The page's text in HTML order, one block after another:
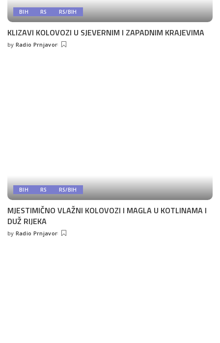
BIH RS RS/BIH
KLIZAVI KOLOVOZI U SJEVERNIM I ZAPADNIM KRAJEVIMA
Posted
by Radio Prnjavor
BIH RS RS/BIH
MJESTIMIČNO VLAŽNI KOLOVOZI I MAGLA U KOTLINAMA I
DUŽ RIJEKA
Posted
by Radio Prnjavor